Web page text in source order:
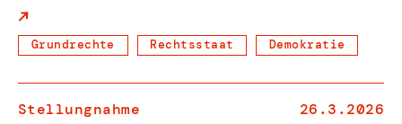
Grundrechte Rechtsstaat Demokratie
Stellungnahme 26.3.2026